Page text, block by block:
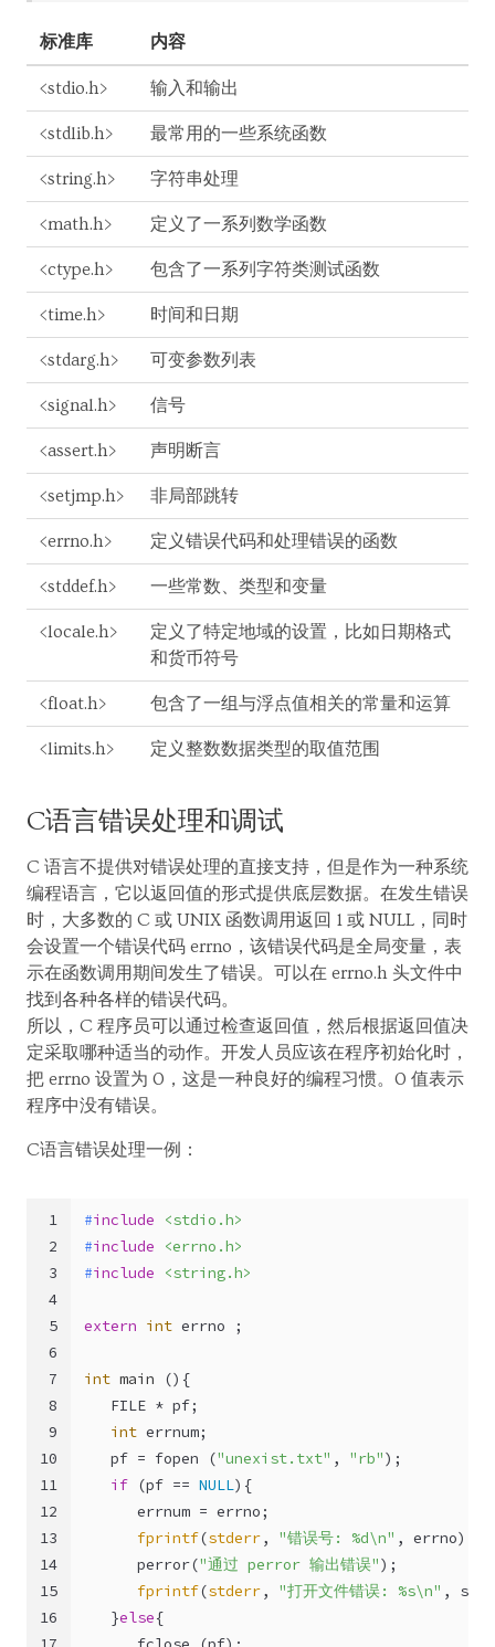
标准库 内容
<stdio.h> 输入和输出
<stdlib.h> 最常用的一些系统函数
<string.h> 字符串处理
<math.h> 定义了一系列数学函数
<ctype.h> 包含了一系列字符类测试函数
<time.h> 时间和日期
<stdarg.h> 可变参数列表
<signal.h> 信号
<assert.h> 声明断言
<setjmp.h> 非局部跳转
<errno.h> 定义错误代码和处理错误的函数
<stddef.h> 一些常数、类型和变量
<locale.h>
定义了特定地域的设置，比如日期格式
和货币符号
<float.h> 包含了一组与浮点值相关的常量和运算
<limits.h> 定义整数数据类型的取值范围
C语言错误处理和调试
C 语言不提供对错误处理的直接支持，但是作为一种系统
编程语言，它以返回值的形式提供底层数据。在发生错误
时，大多数的 C 或 UNIX 函数调用返回 1 或 NULL，同时
会设置一个错误代码 errno，该错误代码是全局变量，表
示在函数调用期间发生了错误。可以在 errno.h 头文件中
找到各种各样的错误代码。
所以，C 程序员可以通过检查返回值，然后根据返回值决
定采取哪种适当的动作。开发人员应该在程序初始化时，
把 errno 设置为 0，这是一种良好的编程习惯。0 值表示
程序中没有错误。
C语言错误处理一例：
1
2
3
4
5
6
7
8
9
10
11
12
13
14
15
16
#include
<stdio.h>
#include
<errno.h>
#include <string.h>
extern int errno ;
int main () {
   FILE * pf;
int errnum;
   pf = fopen (
"unexist.txt" , "rb");
if (pf == NULL){
      errnum = errno;
fprintf(stderr, "错误号: %d\n" , errno);
      perror(
"通过 perror 输出错误");
fprintf(stderr, "打开文件错误: %s\n" ,
   }
else{